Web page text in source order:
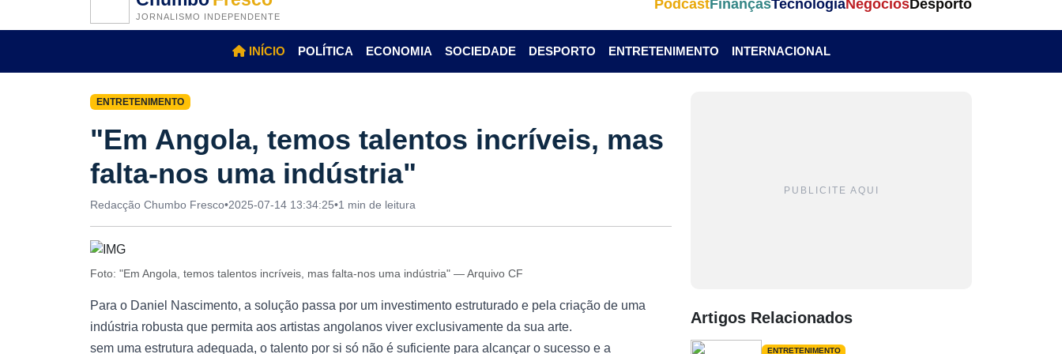
JORNALISMO INDEPENDENTE
PodcastFinançasTecnologiaNegóciosDesporto
INÍCIO POLÍTICA ECONOMIA SOCIEDADE DESPORTO ENTRETENIMENTO INTERNACIONAL
ENTRETENIMENTO
"Em Angola, temos talentos incríveis, mas
falta-nos uma indústria"
Redacção Chumbo Fresco•2025-07-14 13:34:25•1 min de leitura
Foto: "Em Angola, temos talentos incríveis, mas falta-nos uma indústria" — Arquivo CF
Para o Daniel Nascimento, a solução passa por um investimento estruturado e pela criação de uma
indústria robusta que permita aos artistas angolanos viver exclusivamente da sua arte.
sem uma estrutura adequada, o talento por si só não é suficiente para alcançar o sucesso e a
PUBLICITE AQUI
Artigos Relacionados
ENTRETENIMENTO